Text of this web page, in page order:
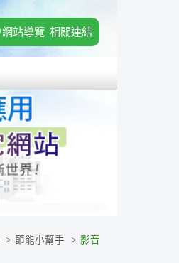
網站導覽 相關連結
節能小幫手 影音